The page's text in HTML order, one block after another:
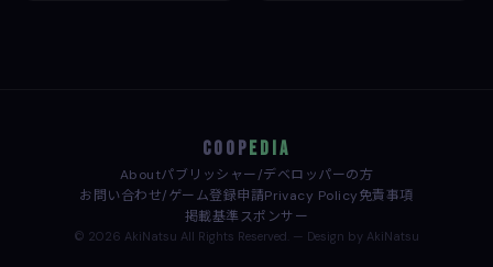
COOP EDIA
Aboutパブリッシャー/デベロッパーの方
お問い合わせ/ゲーム登録申請Privacy Policy免責事項
掲載基準スポンサー
© 2026 AkiNatsu All Rights Reserved. — Design by AkiNatsu